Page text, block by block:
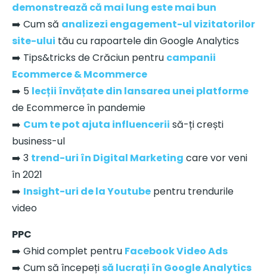
demonstrează că mai lung este mai bun
➡️ Cum să analizezi engagement-ul vizitatorilor
site-ului tău cu rapoartele din Google Analytics
➡️ Tips&tricks de Crăciun pentru campanii
Ecommerce & Mcommerce
➡️ 5 lecții învățate din lansarea unei platforme
de Ecommerce în pandemie
➡️ Cum te pot ajuta influencerii să-ți crești
business-ul
➡️ 3 trend-uri în Digital Marketing care vor veni
în 2021
➡️ Insight-uri de la Youtube pentru trendurile
video
PPC
➡️ Ghid complet pentru Facebook Video Ads
➡️ Cum să începeți să lucrați în Google Analytics